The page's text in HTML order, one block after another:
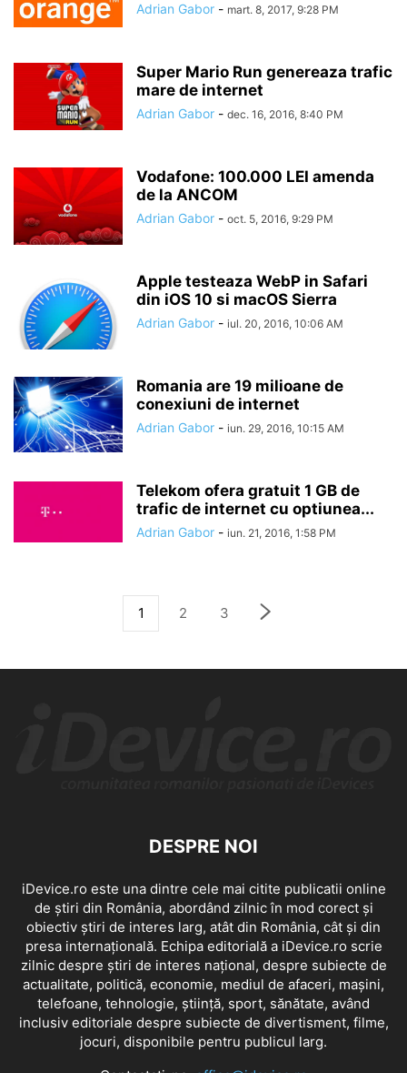
Adrian Gabor - mart. 8, 2017, 9:28 PM
Super Mario Run genereaza trafic
mare de internet
Adrian Gabor - dec. 16, 2016, 8:40 PM
Vodafone: 100.000 LEI amenda
de la ANCOM
Adrian Gabor - oct. 5, 2016, 9:29 PM
Apple testeaza WebP in Safari
din iOS 10 si macOS Sierra
Adrian Gabor - iul. 20, 2016, 10:06 AM
Romania are 19 milioane de
conexiuni de internet
Adrian Gabor - iun. 29, 2016, 10:15 AM
Telekom ofera gratuit 1 GB de
trafic de internet cu optiunea...
Adrian Gabor - iun. 21, 2016, 1:58 PM
1 2 3
DESPRE NOI
iDevice.ro este una dintre cele mai citite publicatii online
de știri din România, abordând zilnic în mod corect și
obiectiv știri de interes larg, atât din România, cât și din
presa internațională. Echipa editorială a iDevice.ro scrie
zilnic despre știri de interes național, despre subiecte de
actualitate, politică, economie, mediul de afaceri, mașini,
telefoane, tehnologie, știință, sport, sănătate, având
inclusiv editoriale despre subiecte de divertisment, filme,
jocuri, disponibile pentru publicul larg.